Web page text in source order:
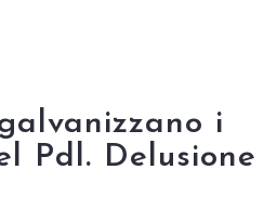
i
Pdl. Delusione